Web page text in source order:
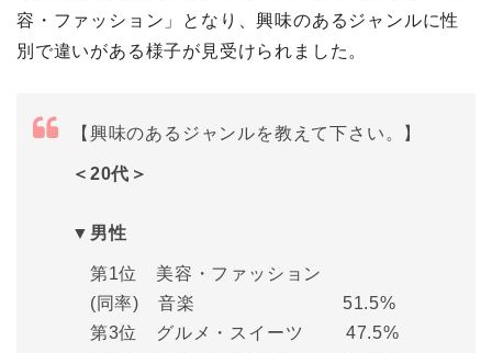
容・ファッション」となり、興味のあるジャンルに性
別で違いがある様子が見受けられました。
【興味のあるジャンルを教えて下さい。】
＜20代＞
▼男性
第1位 美容・ファッション
(同率) 音楽 51.5%
第3位 グルメ・スイーツ 47.5%